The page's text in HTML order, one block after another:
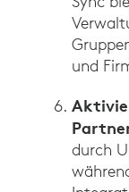
und
durch